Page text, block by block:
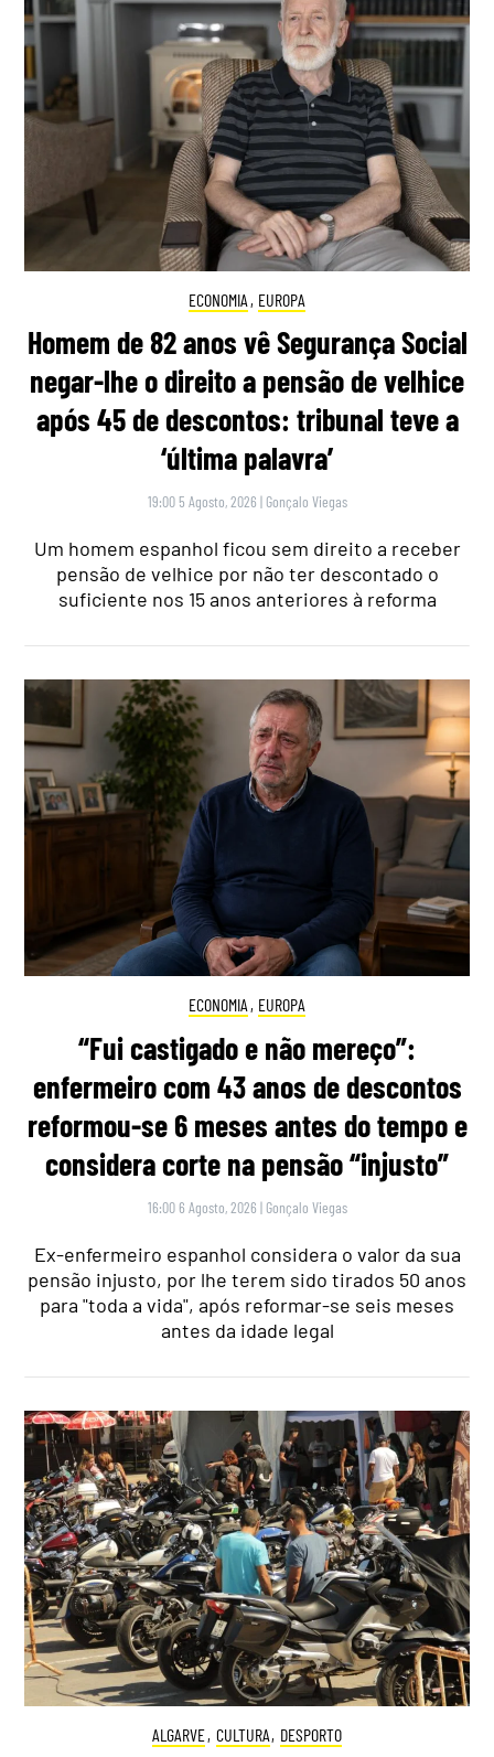
ECONOMIA , EUROPA
Homem de 82 anos vê Segurança Social
negar-lhe o direito a pensão de velhice
após 45 de descontos: tribunal teve a
‘última palavra’
19:00 5 Agosto, 2026 | Gonçalo Viegas
Um homem espanhol ficou sem direito a receber
pensão de velhice por não ter descontado o
suficiente nos 15 anos anteriores à reforma
ECONOMIA , EUROPA
“Fui castigado e não mereço”:
enfermeiro com 43 anos de descontos
reformou-se 6 meses antes do tempo e
considera corte na pensão “injusto”
16:00 6 Agosto, 2026 | Gonçalo Viegas
Ex-enfermeiro espanhol considera o valor da sua
pensão injusto, por lhe terem sido tirados 50 anos
para "toda a vida", após reformar-se seis meses
antes da idade legal
ALGARVE, CULTURA, DESPORTO